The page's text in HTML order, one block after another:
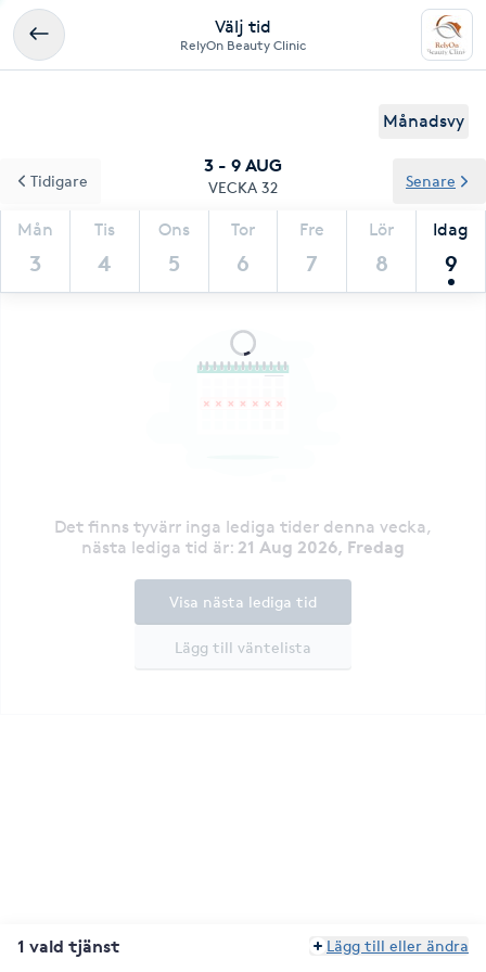
Välj tid
RelyOn Beauty Clinic
Månadsvy
3 - 9 AUG
VECKA 32
Mån
3
Tis
4
Ons
5
Tor
6
Fre
7
Lör
8
Idag
9
Tidigare Senare
Det finns tyvärr inga lediga tider denna vecka,
nästa lediga tid är: 21 Aug 2026, Fredag
Lägg till väntelista
Visa nästa lediga tid
1 vald tjänst Lägg till eller ändra